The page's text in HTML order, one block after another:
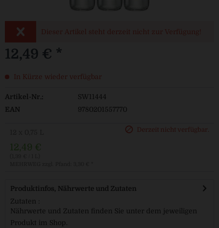
Dieser Artikel steht derzeit nicht zur Verfügung!
12,49 € *
In Kürze wieder verfügbar
Artikel-Nr.:
SW11444
EAN
9780201557770
12,49 €
Derzeit nicht verfügbar.
Produktinfos, Nährwerte und Zutaten
Zutaten :
Nährwerte und Zutaten finden Sie unter dem jeweiligen
Produkt im Shop.